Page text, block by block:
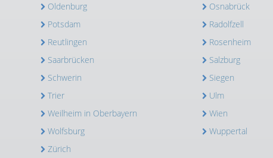
Oldenburg
Osnabrück
Potsdam
Radolfzell
Reutlingen
Rosenheim
Saarbrücken
Salzburg
Schwerin
Siegen
Trier
Ulm
Weilheim in Oberbayern
Wien
Wolfsburg
Wuppertal
Zürich